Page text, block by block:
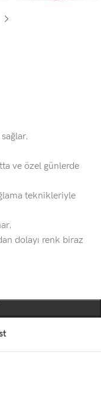
ve özel günlerde
teknikleriyle
dolayı renk biraz